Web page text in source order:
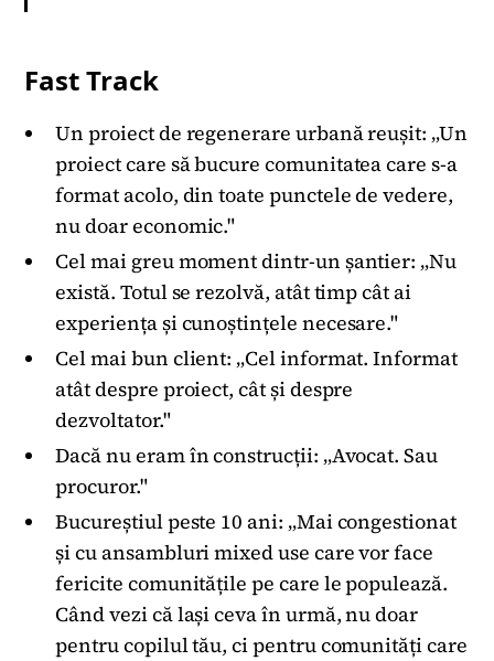
Fast Track
Un proiect de regenerare urbană reușit: „Un
proiect care să bucure comunitatea care s-a
format acolo, din toate punctele de vedere,
nu doar economic."
Cel mai greu moment dintr-un șantier: „Nu
există. Totul se rezolvă, atât timp cât ai
experiența și cunoștințele necesare."
Cel mai bun client: „Cel informat. Informat
atât despre proiect, cât și despre
dezvoltator."
Dacă nu eram în construcții: „Avocat. Sau
procuror."
Bucureștiul peste 10 ani: „Mai congestionat
și cu ansambluri mixed use care vor face
fericite comunitățile pe care le populează.
Când vezi că lași ceva în urmă, nu doar
pentru copilul tău, ci pentru comunități care